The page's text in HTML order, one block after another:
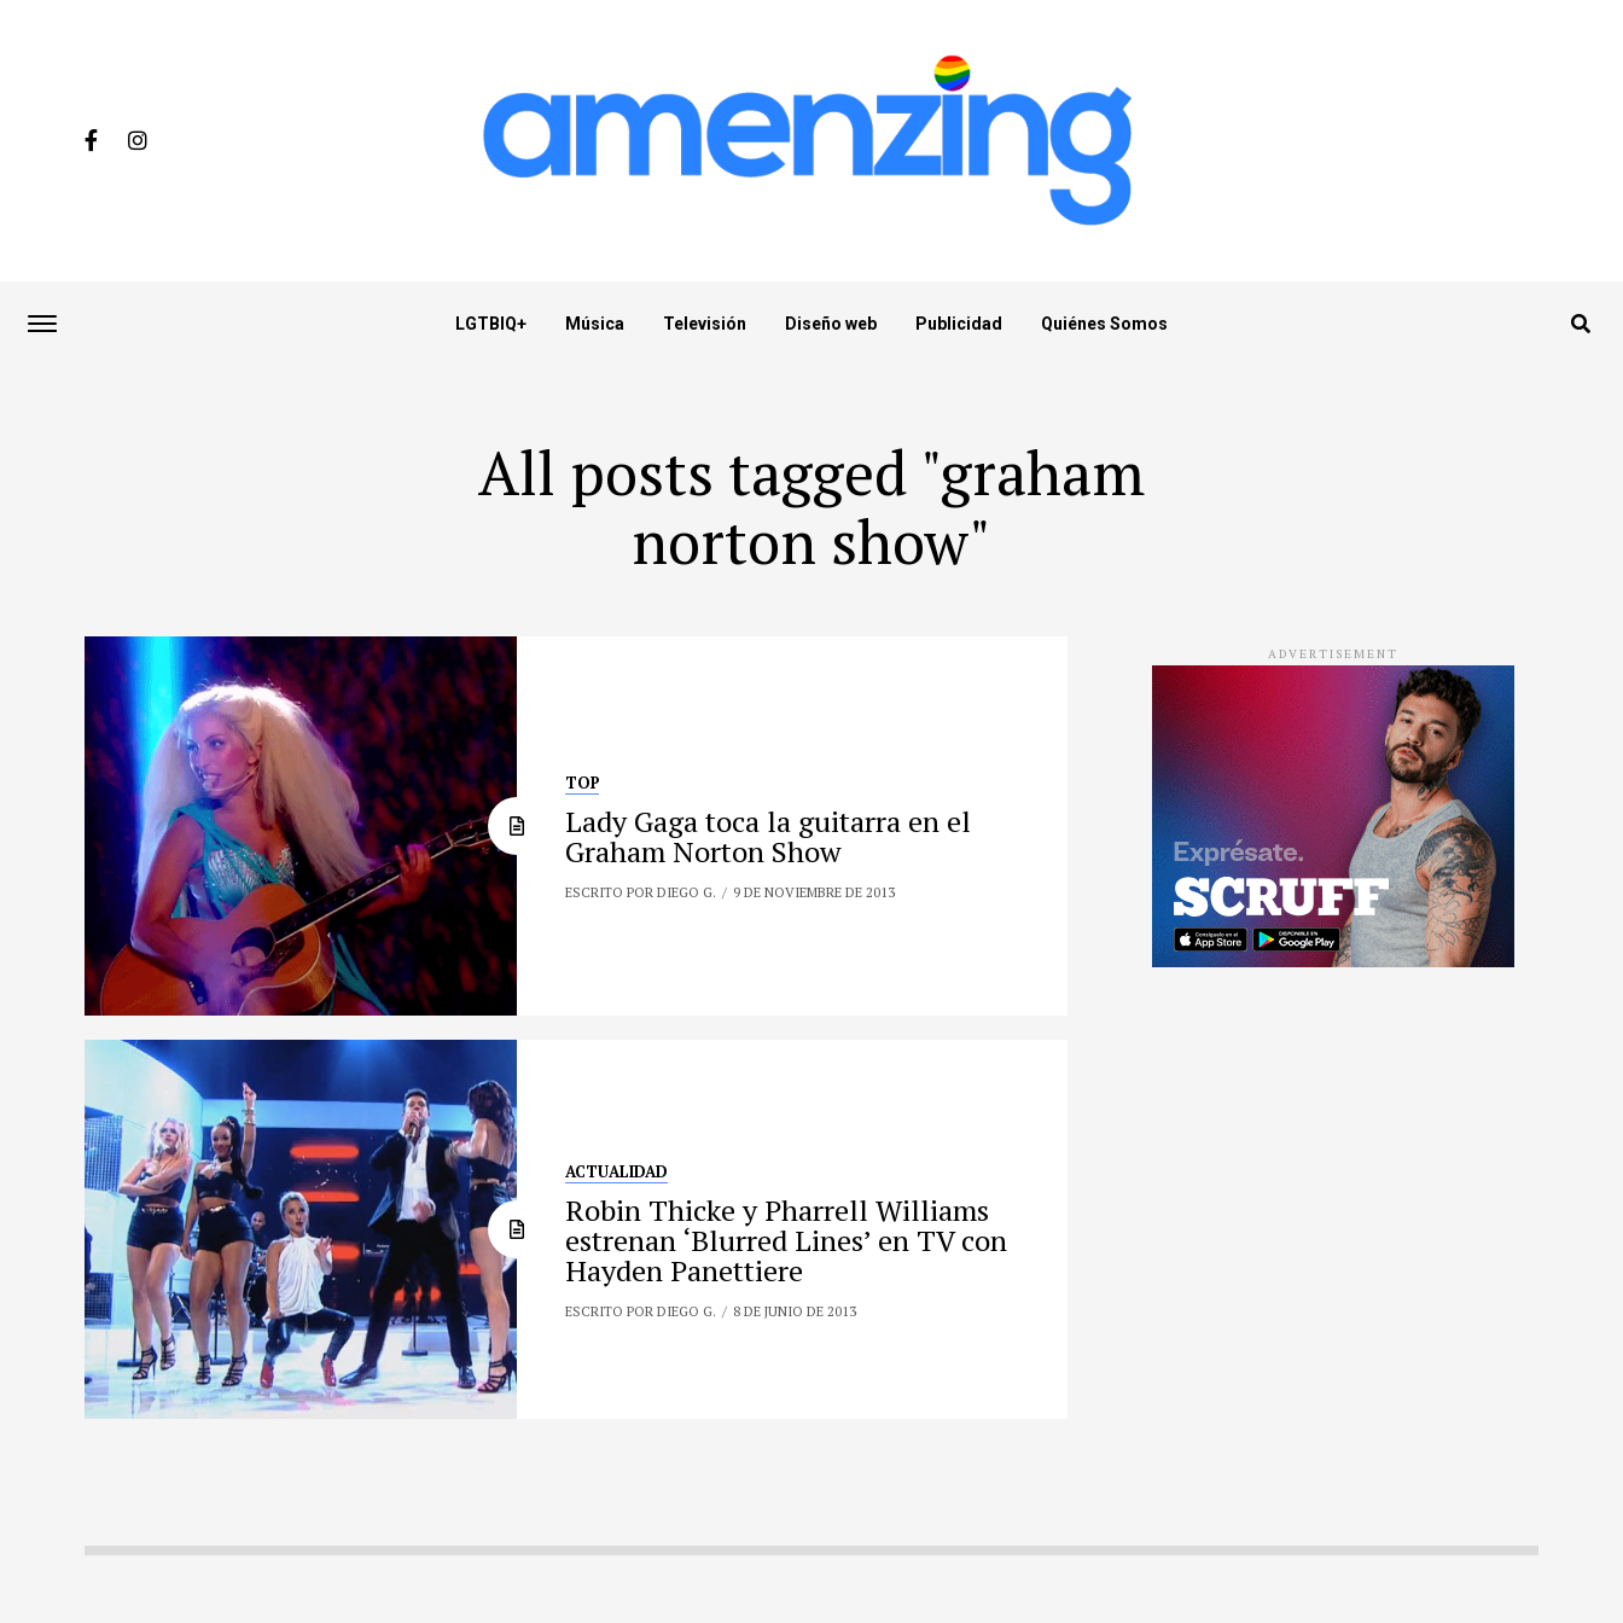
LGTBIQ+ Música Televisión Diseño web Publicidad Quiénes Somos
All posts tagged "graham
norton show"
TOP
Lady Gaga toca la guitarra en el
Graham Norton Show
ESCRITO POR DIEGO G. 9 DE NOVIEMBRE DE 2013
ACTUALIDAD
Robin Thicke y Pharrell Williams
estrenan ‘Blurred Lines’ en TV con
Hayden Panettiere
ESCRITO POR DIEGO G. 8 DE JUNIO DE 2013
ADVERTISEMENT